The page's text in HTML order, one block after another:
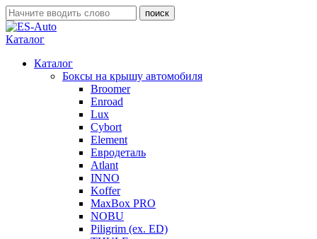
Каталог
Каталог
Боксы на крышу автомобиля
Broomer
Enroad
Lux
Cybort
Element
Евродеталь
Atlant
INNO
Koffer
MaxBox PRO
NOBU
Piligrim (ex. ED)